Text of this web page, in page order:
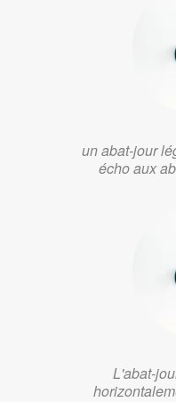
un abat-jour
écho aux
L'abat-